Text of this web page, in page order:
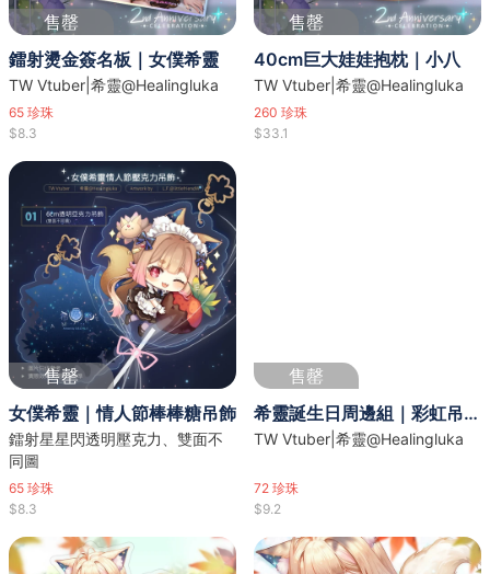
售罄
鐳射燙金簽名板｜女僕希靈
TW Vtuber|希靈@Healingluka
65 珍珠
$8.3
售罄
40cm巨大娃娃抱枕｜小八
TW Vtuber|希靈@Healingluka
260 珍珠
$33.1
售罄
女僕希靈｜情人節棒棒糖吊飾
鐳射星星閃透明壓克力、雙面不
同圖
65 珍珠
$8.3
售罄
希靈誕生日周邊組｜彩虹吊飾＆鐳射貼紙
TW Vtuber|希靈@Healingluka
72 珍珠
$9.2